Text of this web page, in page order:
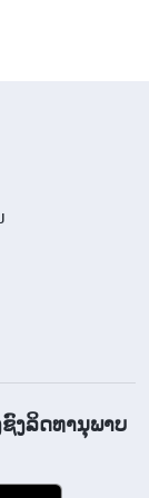
ນື້ອແທ້ຂອງ
ຈະມີຈຸດຢືນ
ນວນັ້ນ ຂ້ອຍ
ໆລ່ອງລອຍໄປ
ງ. ຂ້ອຍໄດ້
ສຳນຶກ ຫຼື
ຊື່ອໃນ
ລຸງລ້ຽງຈາກ
ນນີ້, ຂ້ອຍບໍ່
ງລິດທານຸພາບ